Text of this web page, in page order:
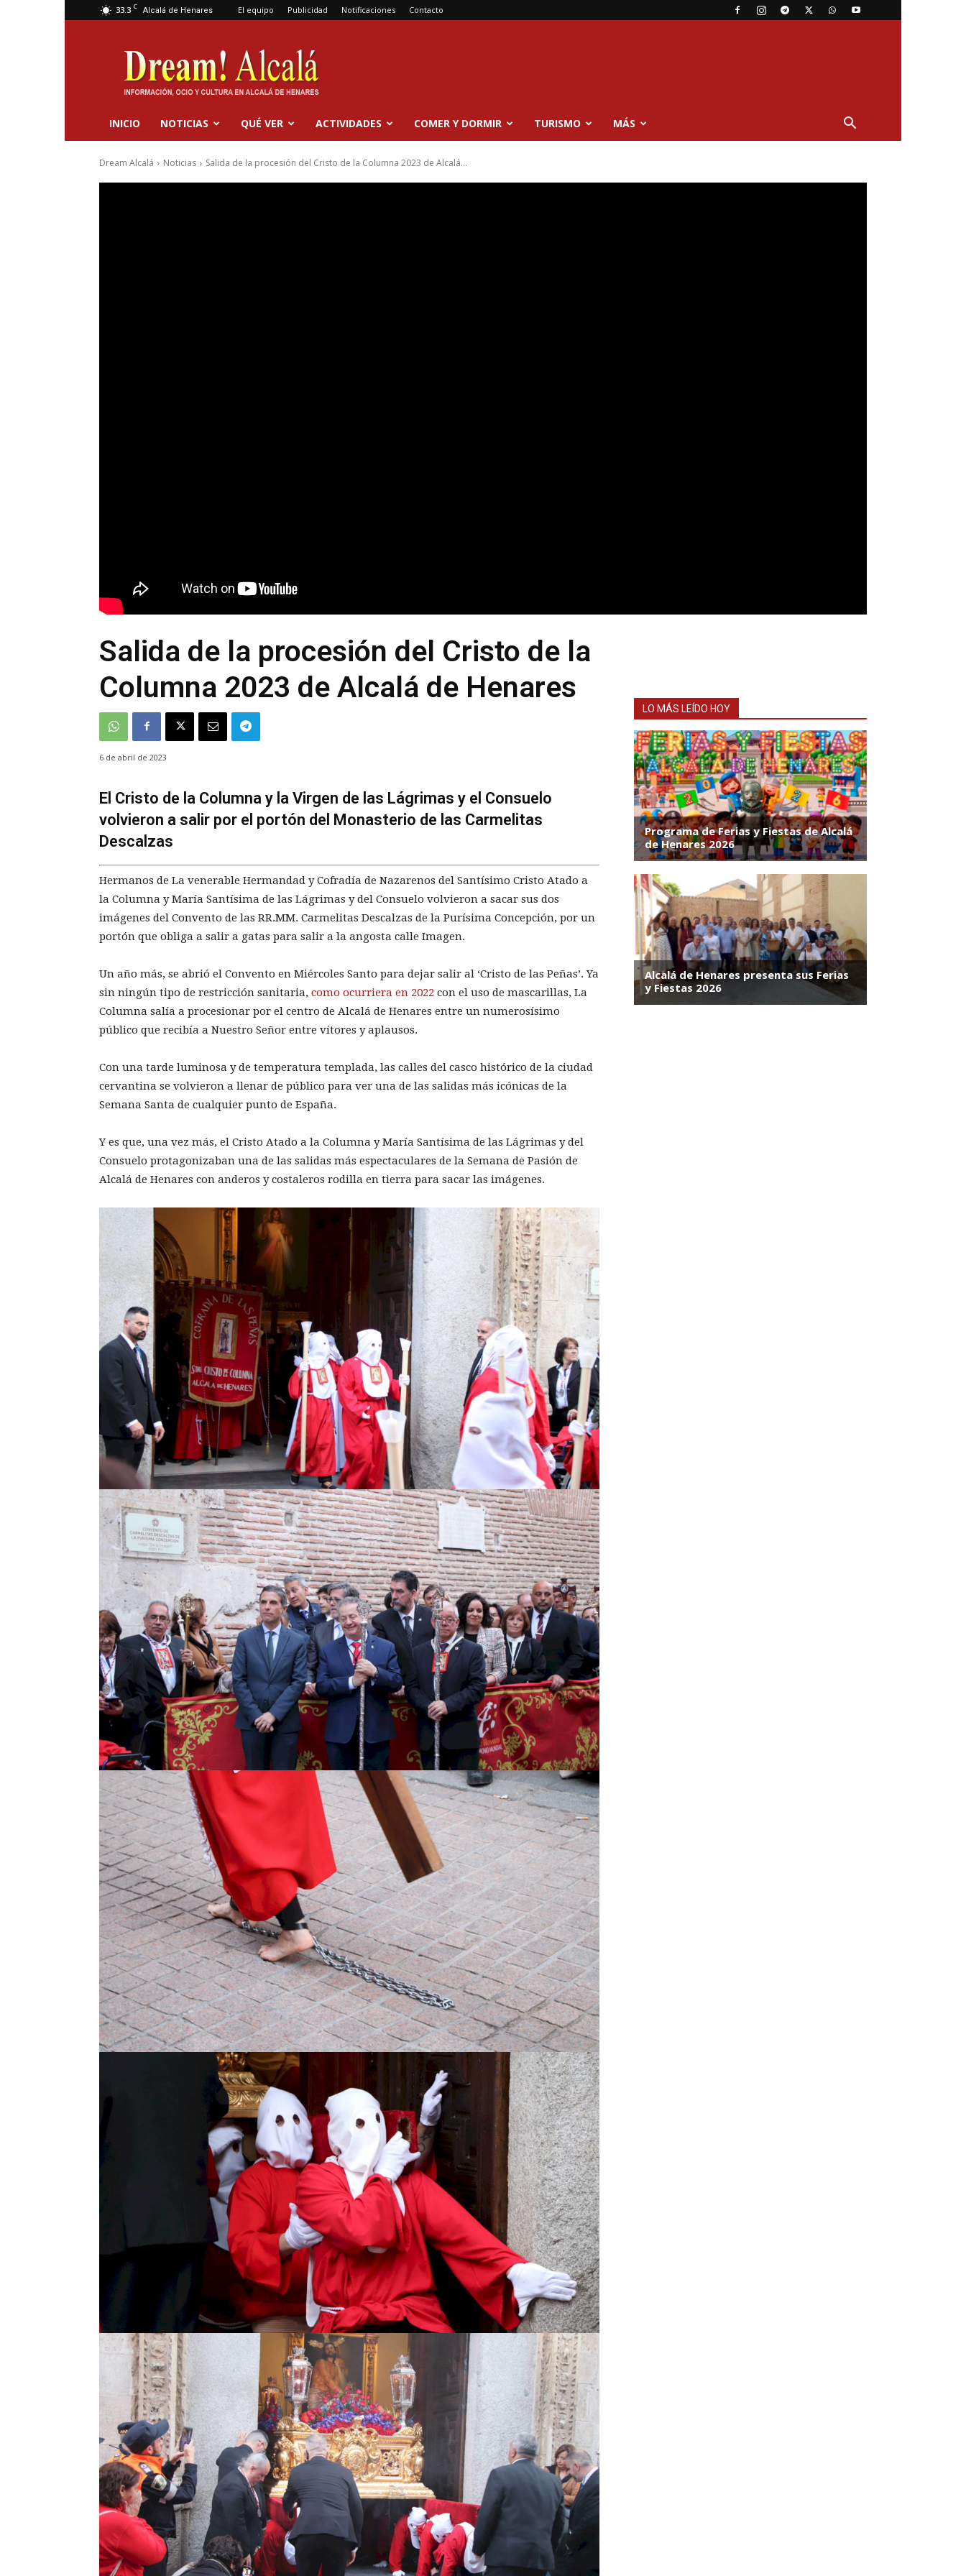
33.3 C Alcalá de Henares El equipo Publicidad Notificaciones Contacto
Dream
Alcalá
INICIO NOTICIAS QUÉ VER ACTIVIDADES COMER Y DORMIR TURISMO MÁS
Dream Alcalá Noticias Salida de la procesión del Cristo de la Columna 2023 de Alcalá...
Salida de la procesión del Cristo de la
Columna 2023 de Alcalá de Henares
6 de abril de 2023
El Cristo de la Columna y la Virgen de las Lágrimas y el Consuelo
volvieron a salir por el portón del Monasterio de las Carmelitas
Descalzas
Hermanos de La venerable Hermandad y Cofradía de Nazarenos del Santísimo Cristo Atado a
la Columna y María Santísima de las Lágrimas y del Consuelo volvieron a sacar sus dos
imágenes del Convento de las RR.MM. Carmelitas Descalzas de la Purísima Concepción, por un
portón que obliga a salir a gatas para salir a la angosta calle Imagen.
Un año más, se abrió el Convento en Miércoles Santo para dejar salir al ‘Cristo de las Peñas’. Ya
sin ningún tipo de restricción sanitaria, como ocurriera en 2022 con el uso de mascarillas, La
Columna salía a procesionar por el centro de Alcalá de Henares entre un numerosísimo
público que recibía a Nuestro Señor entre vítores y aplausos.
Con una tarde luminosa y de temperatura templada, las calles del casco histórico de la ciudad
cervantina se volvieron a llenar de público para ver una de las salidas más icónicas de la
Semana Santa de cualquier punto de España.
Y es que, una vez más, el Cristo Atado a la Columna y María Santísima de las Lágrimas y del
Consuelo protagonizaban una de las salidas más espectaculares de la Semana de Pasión de
Alcalá de Henares con anderos y costaleros rodilla en tierra para sacar las imágenes.
LO MÁS LEÍDO HOY